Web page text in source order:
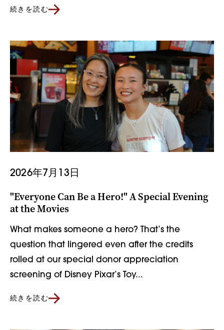
続きを読む
2026年7月13日
"Everyone Can Be a Hero!" A Special Evening
at the Movies
What makes someone a hero? That’s the
question that lingered even after the credits
rolled at our special donor appreciation
screening of Disney Pixar’s Toy...
続きを読む